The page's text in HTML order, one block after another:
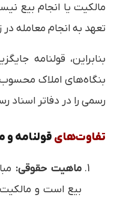
مالکیت یا انجام بیع
تعهد به انجام معامله
بنابراین، قولنامه
بنگاه‌های املاک
رسمی را در دفاتر اسناد
تفاوت‌های قولنامه و
ماهیت حقوقی:
بیع است و مالکیت